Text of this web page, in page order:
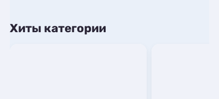
Хиты категории